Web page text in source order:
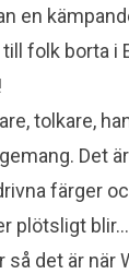
en
till folk borta i
tolkare,
Det
färger
plötsligt
så det är när